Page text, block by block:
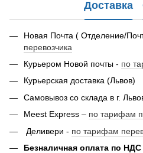
Доставка
Новая Почта ( Отделение/
перевозчика
Курьером Новой почты - по
Курьерская доставка (Львов)
Самовывоз со склада в г.
Meest Express – по тарифам
Деливери - по тарифам
Безналичная оплата по НДС